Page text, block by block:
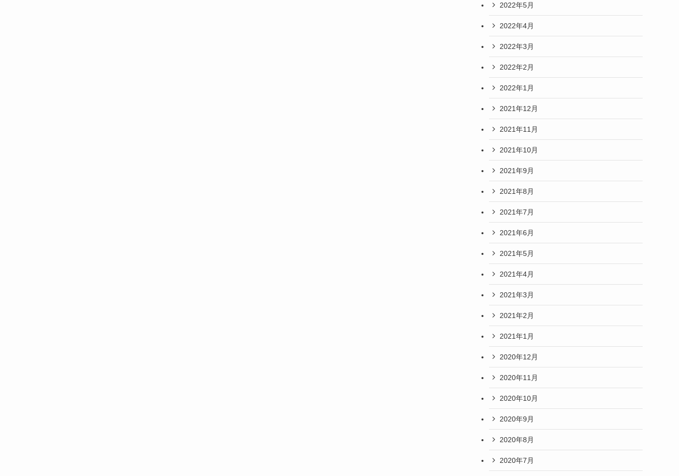
2022年5月
2022年4月
2022年3月
2022年2月
2022年1月
2021年12月
2021年11月
2021年10月
2021年9月
2021年8月
2021年7月
2021年6月
2021年5月
2021年4月
2021年3月
2021年2月
2021年1月
2020年12月
2020年11月
2020年10月
2020年9月
2020年8月
2020年7月